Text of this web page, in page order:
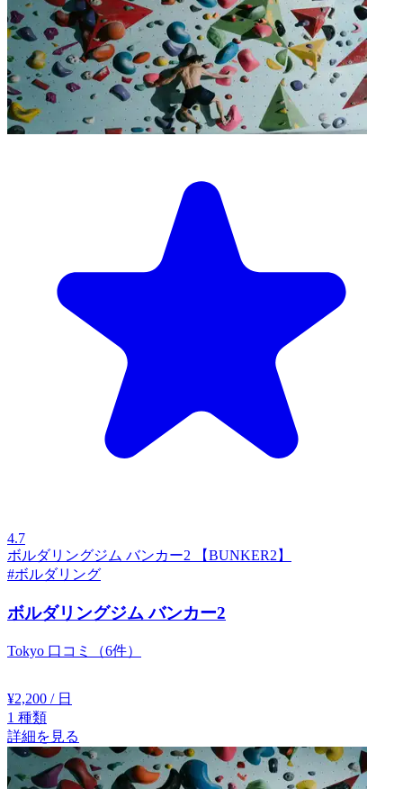
4.7
ボルダリングジム バンカー2 【BUNKER2】
#ボルダリング
ボルダリングジム バンカー2
Tokyo 口コミ（6件）
¥2,200 / 日
1 種類
詳細を見る